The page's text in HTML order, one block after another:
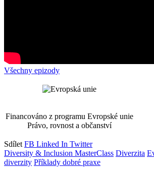
Všechny epizody
Financováno z programu Evropské unie
Právo, rovnost a občanství
Sdílet FB Linked In Twitter
Diversity & Inclusion MasterClass Diverzita
diverzity Příklady dobré praxe